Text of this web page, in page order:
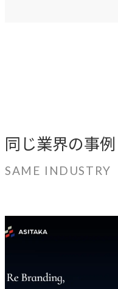
同じ業界の事例
SAME INDUSTRY